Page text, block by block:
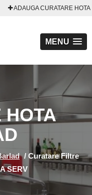
ADAUGA CURATARE HOTA
MENU
HOTA
/ Curatare Filtre
SERV